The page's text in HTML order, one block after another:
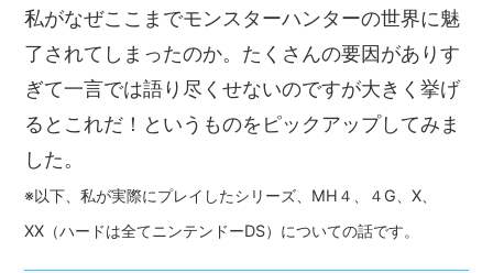
私がなぜここまでモンスターハンターの世界に魅
了されてしまったのか。たくさんの要因がありす
ぎて一言では語り尽くせないのですが大きく挙げ
るとこれだ！というものをピックアップしてみま
した。
※以下、私が実際にプレイしたシリーズ、MH４、４G、X、
XX（ハードは全てニンテンドーDS）についての話です。